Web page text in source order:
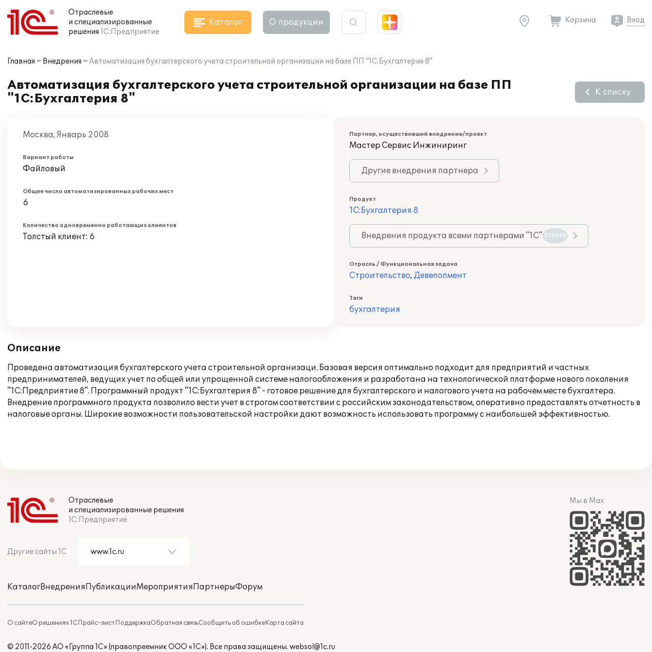
Отраслевые
и специализированные
решения 1С:Предприятие
Каталог О продукции Корзина Вход
Главная Внедрения Автоматизация бухгалтерского учета строительной организации на базе ПП "1С:Бухгалтерия 8"
Автоматизация бухгалтерского учета строительной организации на базе ПП
"1С:Бухгалтерия 8"
К списку
Москва, Январь 2008
Вариант работы
Файловый
Общее число автоматизированных рабочих мест
6
Количество одновременно работающих клиентов
Толстый клиент: 6
Партнер, осуществивший внедрение/проект
Мастер Сервис Инжиниринг
Другие внедрения партнера
Продукт
1С:Бухгалтерия 8
Внедрения продукта всеми партнерами "1С" 575930
Отрасль / Функциональная задача
Строительство, Девелопмент
Теги
бухгалтерия
Описание
Проведена автоматизация бухгалтерского учета строительной организаци. Базовая версия оптимально подходит для предприятий и частных
предпринимателей, ведущих учет по общей или упрощенной системе налогообложения и разработана на технологической платформе нового поколения
"1С:Предприятие 8". Программный продукт "1С:Бухгалтерия 8" - готовое решение для бухгалтерского и налогового учета на рабочем месте бухгалтера.
Внедрение программного продукта позволило вести учет в строгом соответствии с российским законодательством, оперативно предоставлять отчетность в
налоговые органы. Широкие возможности пользовательской настройки дают возможность использовать программу с наибольшей эффективностью.
Отраслевые
и специализированные решения
1С:Предприятие
Другие сайты 1С
КаталогВнедренияПубликацииМероприятияПартнерыФорум
О сайтеО решениях 1СПрайс-листПоддержкаОбратная связьСообщить об ошибкеКарта сайта
Мы в Max
© 2011-2026 АО «Группа 1С» (правопреемник ООО «1С»). Все права защищены. websol@1c.ru